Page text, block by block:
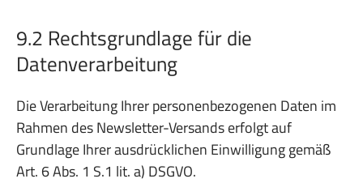
9.2 Rechtsgrundlage für die
Datenverarbeitung
Die Verarbeitung Ihrer personenbezogenen Daten im
Rahmen des Newsletter-Versands erfolgt auf
Grundlage Ihrer ausdrücklichen Einwilligung gemäß
Art. 6 Abs. 1 S.1 lit. a) DSGVO.